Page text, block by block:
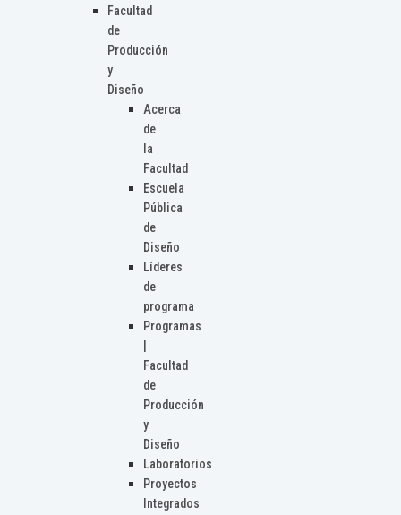
Facultad
de
Producción
y
Diseño
Acerca
de
la
Facultad
Escuela
Pública
de
Diseño
Líderes
de
programa
Programas
Facultad
de
Producción
y
Diseño
Laboratorios
Proyectos
Integrados